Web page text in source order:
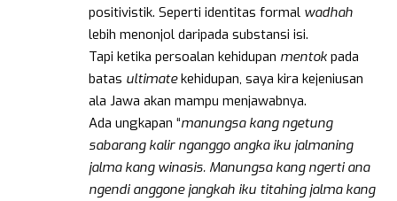
positivistik. Seperti identitas formal wadhah
lebih menonjol daripada substansi isi.
Tapi ketika persoalan kehidupan mentok pada
batas ultimatekehidupan, saya kira kejeniusan
ala Jawa akan mampu menjawabnya.
Ada ungkapan “manungsa kang ngetung
sabarang kalir nganggo angka iku jalmaning
jalma kang winasis. Manungsa kang ngerti ana
ngendi anggone jangkah iku titahing jalma kang